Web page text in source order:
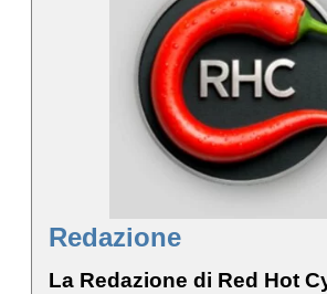
Redazione
La Redazione di Red Hot